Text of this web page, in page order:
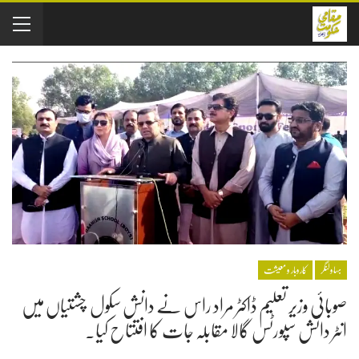
بہاولنگر کاروبار و معیشت
صوبائی وزیر تعلیم ڈاکٹر مراد راس نے دانش سکول چشتیاں میں
انٹر دانش سپورٹس گالا مقابلہ جات کا افتتاح کیا۔